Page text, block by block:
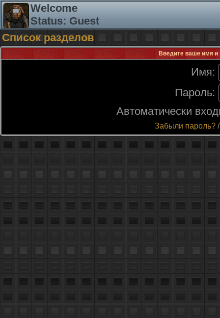
Welcome
Status: Guest
Список разделов
Введите ваше имя и
Имя:
Пароль:
Автоматически
Забыли пароль?